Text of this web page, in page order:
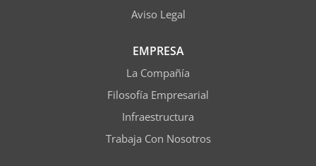
Aviso Legal
EMPRESA
La Compañía
Filosofía Empresarial
Infraestructura
Trabaja Con Nosotros